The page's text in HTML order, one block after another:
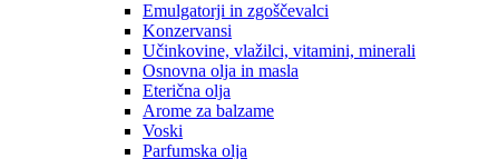
Emulgatorji in zgoščevalci
Konzervansi
Učinkovine, vlažilci, vitamini, minerali
Osnovna olja in masla
Eterična olja
Arome za balzame
Voski
Parfumska olja